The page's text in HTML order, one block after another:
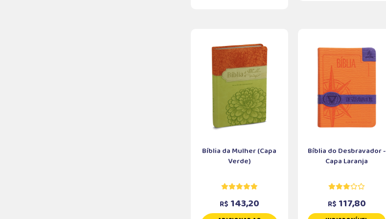
Bíblia da Mulher (Capa
Verde)
R$ 143,20
Bíblia do Desbravador -
Capa Laranja
R$ 117,80